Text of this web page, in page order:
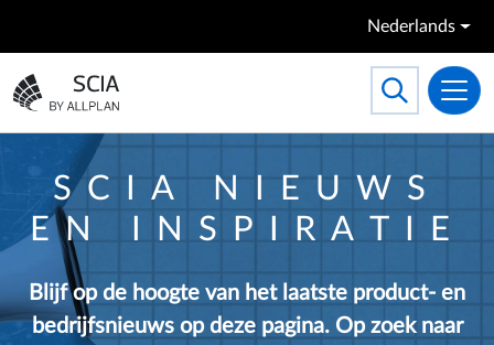
Nederlands
Ga naar homepagina
Toggle
Search
SCIA NIEUWS
EN INSPIRATIE
Blijf op de hoogte van het laatste product- en
bedrijfsnieuws op deze pagina. Op zoek naar